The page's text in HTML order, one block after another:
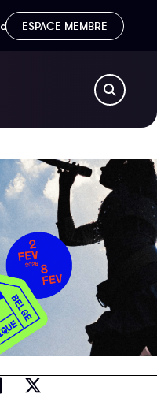
ESPACE MEMBRE